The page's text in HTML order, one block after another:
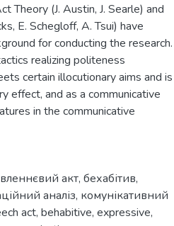
Theory (J. Austin, J. Searle) and
E. Schegloff, A. Tsui) have
for conducting the research.
realizing politeness
certain illocutionary aims and is
effect, and as a communicative
in the communicative
акт, бехабітив,
аналіз, комунікативний
act, behabitive, expressive,